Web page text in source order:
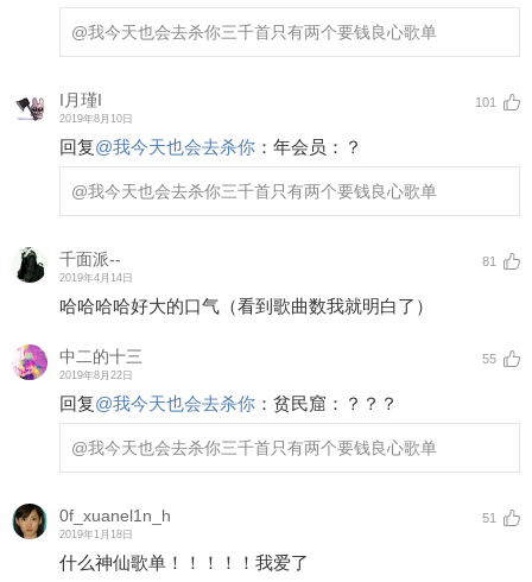
@我今天也会去杀你三千首只有两个要钱良心歌单
I月瑾I
2019年8月10日
101
回复@我今天也会去杀你 ： 年会员：？
@我今天也会去杀你三千首只有两个要钱良心歌单
千面派--
2019年4月14日
81
哈哈哈哈好大的口气（看到歌曲数我就明白了）
中二的十三
2019年8月22日
55
回复@我今天也会去杀你 ： 贫民窟：？？？
@我今天也会去杀你三千首只有两个要钱良心歌单
0f_xuanel1n_h
2019年1月18日
51
什么神仙歌单！！！！！我爱了